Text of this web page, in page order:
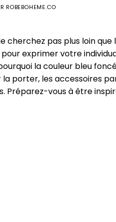
ROBEBOHEME.CO
pas plus loin que
exprimer votre
la couleur bleu
porter, les accessoires
Préparez-vous à être